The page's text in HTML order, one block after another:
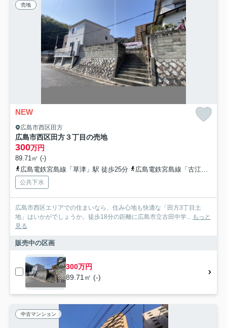
売地
NEW
広島市西区田方
広島市西区田方３丁目の売地
300万円
89.71㎡ (-)
広島電鉄宮島線「草津」駅 徒歩25分
広島電鉄宮島線「古江」駅 徒歩26分
公共下水
広島市西区エリアでの住まいなら、住み心地も快適な「田方3丁目土
地」はいかがでしょうか。徒歩18分の距離に広島市立古田中学...
もっと
見る
販売中の区画
300万円
89.71㎡ (-)
中古マンション